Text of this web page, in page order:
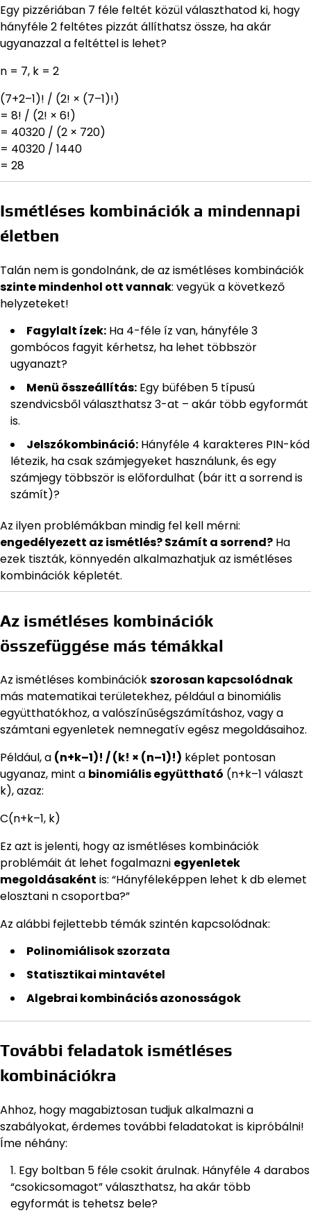
Egy pizzériában 7 féle feltét közül választhatod ki, hogy
hányféle 2 feltétes pizzát állíthatsz össze, ha akár
ugyanazzal a feltéttel is lehet?
n = 7, k = 2
(7+2–1)! / (2! × (7–1)!)
= 8! / (2! × 6!)
= 40320 / (2 × 720)
= 40320 / 1440
= 28
Ismétléses kombinációk a mindennapi
életben
Talán nem is gondolnánk, de az ismétléses kombinációk
szinte mindenhol ott vannak: vegyük a következő
helyzeteket!
Fagylalt ízek: Ha 4-féle íz van, hányféle 3
gombócos fagyit kérhetsz, ha lehet többször
ugyanazt?
Menü összeállítás: Egy büfében 5 típusú
szendvicsből választhatsz 3-at – akár több egyformát
is.
Jelszókombináció: Hányféle 4 karakteres PIN-kód
létezik, ha csak számjegyeket használunk, és egy
számjegy többször is előfordulhat (bár itt a sorrend is
számít)?
Az ilyen problémákban mindig fel kell mérni:
engedélyezett az ismétlés? Számít a sorrend? Ha
ezek tiszták, könnyedén alkalmazhatjuk az ismétléses
kombinációk képletét.
Az ismétléses kombinációk
összefüggése más témákkal
Az ismétléses kombinációkszorosan kapcsolódnak
más matematikai területekhez, például a binomiális
együtthatókhoz, a valószínűségszámításhoz, vagy a
számtani egyenletek nemnegatív egész megoldásaihoz.
Például, a (n+k–1)! / (k! × (n–1)!) képlet pontosan
ugyanaz, mint a binomiális együttható (n+k–1 választ
k), azaz:
C(n+k–1, k)
Ez azt is jelenti, hogy az ismétléses kombinációk
problémáit át lehet fogalmazni egyenletek
megoldásaként is: “Hányféleképpen lehet k db elemet
elosztani n csoportba?”
Az alábbi fejlettebb témák szintén kapcsolódnak:
Polinomiálisok szorzata
Statisztikai mintavétel
Algebrai kombinációs azonosságok
További feladatok ismétléses
kombinációkra
Ahhoz, hogy magabiztosan tudjuk alkalmazni a
szabályokat, érdemes további feladatokat is kipróbálni!
Íme néhány:
Egy boltban 5 féle csokit árulnak. Hányféle 4 darabos
“csokicsomagot” választhatsz, ha akár több
egyformát is tehetsz bele?